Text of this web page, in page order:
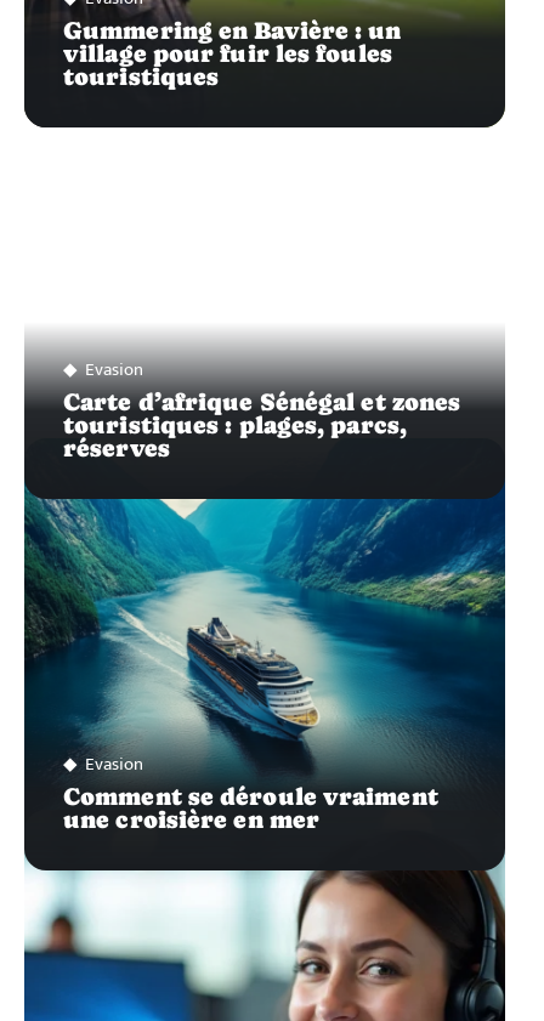
Gummering en Bavière : un
village pour fuir les foules
touristiques
Evasion
Carte d’afrique Sénégal et zones
touristiques : plages, parcs,
réserves
Evasion
Comment se déroule vraiment
une croisière en mer